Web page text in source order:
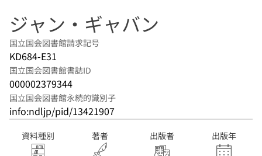
ジャン・ギャバン
国立国会図書館請求記号
KD684-E31
国立国会図書館書誌ID
000002379344
国立国会図書館永続的識別子
info:ndljp/pid/13421907
資料種別 著者 出版者 出版年